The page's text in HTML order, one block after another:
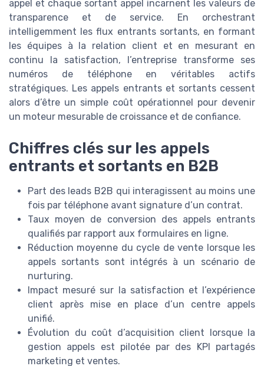
appel et chaque sortant appel incarnent les valeurs de
transparence et de service. En orchestrant
intelligemment les flux entrants sortants, en formant
les équipes à la relation client et en mesurant en
continu la satisfaction, l’entreprise transforme ses
numéros de téléphone en véritables actifs
stratégiques. Les appels entrants et sortants cessent
alors d’être un simple coût opérationnel pour devenir
un moteur mesurable de croissance et de confiance.
Chiffres clés sur les appels
entrants et sortants en B2B
Part des leads B2B qui interagissent au moins une
fois par téléphone avant signature d’un contrat.
Taux moyen de conversion des appels entrants
qualifiés par rapport aux formulaires en ligne.
Réduction moyenne du cycle de vente lorsque les
appels sortants sont intégrés à un scénario de
nurturing.
Impact mesuré sur la satisfaction et l’expérience
client après mise en place d’un centre appels
unifié.
Évolution du coût d’acquisition client lorsque la
gestion appels est pilotée par des KPI partagés
marketing et ventes.